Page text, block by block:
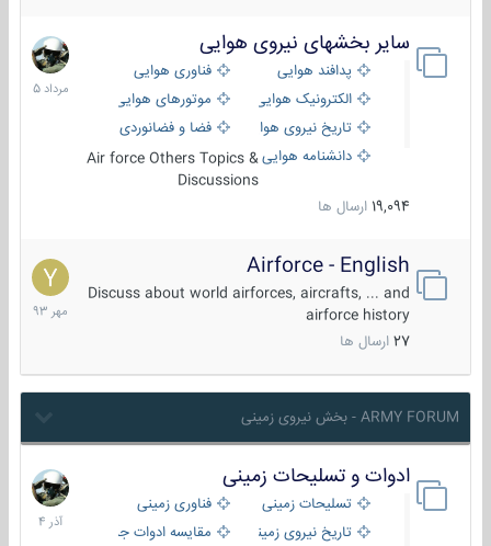
سایر بخشهای نیروی هوایی
پدافند هوایی
فناوری هوایی
الکترونیک هوایی
موتورهای هوایی
تاریخ نیروی هوایی
فضا و فضانوردی
دانشنامه هواییAir force Others Topics &
Discussions
19,094 ارسال ها
2
مرداد
1405
Airforce - English
Discuss about world airforces, aircrafts, ... and
airforce history
27 ارسال ها
15
مهر
1393
ARMY FORUM - بخش نیروی زمینی
ادوات و تسلیحات زمینی
تسلیحات زمینی
فناوری زمینی
تاریخ نیروی زمینی
مقایسه ادوات جنگی
21
آذر
1404